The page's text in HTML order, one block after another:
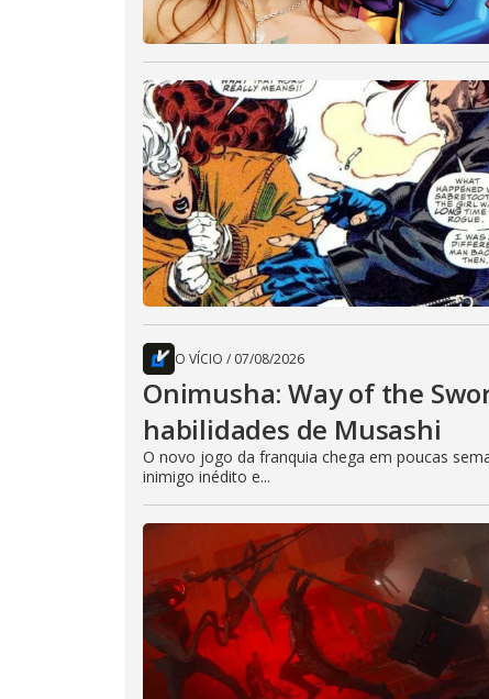
O VÍCIO / 07/08/2026
Onimusha: Way of the
habilidades de Musashi
O novo jogo da franquia chega em poucas
inimigo inédito e...